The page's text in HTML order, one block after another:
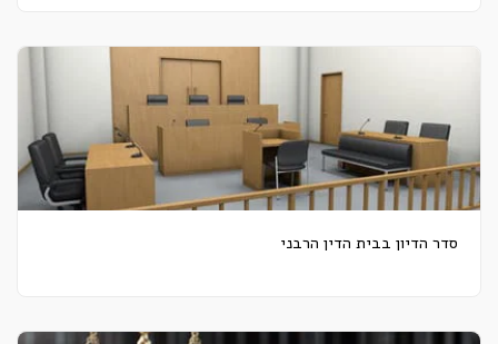
סדר הדיון בבית הדין הרבני